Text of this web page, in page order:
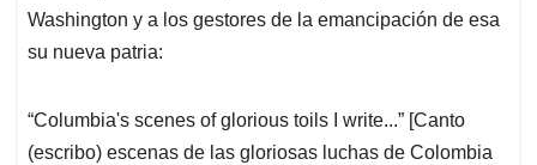
Washington y a los gestores de la emancipación de esa
su nueva patria:
“Columbia's scenes of glorious toils I write...” [Canto
(escribo) escenas de las gloriosas luchas de Colombia